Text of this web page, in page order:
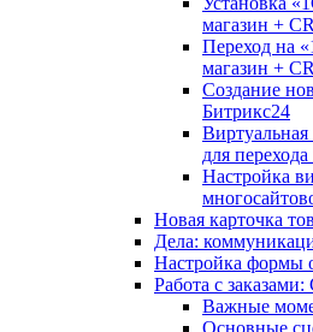
магазин +
Переход на
магазин +
Создание
Битрикс24
для
Настройка
Новая карточка
Дела:
Настройка формы
Работа с
Важные
Основные